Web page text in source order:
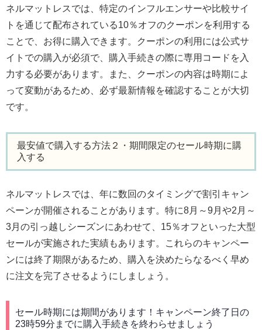
ネルマットレスでは、特定のインフルエンサーや比較サイ
トを通じて配布されている10％オフのクーポンを利用する
ことで、お得に購入できます。クーポンの利用には公式サ
イトでの購入が必須で、購入手続きの際に専用コードを入
力する必要があります。また、クーポンの内容は時期によ
って変動があるため、必ず最新情報を確認することが大切
です。
最安値で購入する方法２・期間限定のセール時期に購
入する
ネルマットレスでは、年に数回のタイミングで割引キャン
ペーンが開催されることがあります。特に8月～9月や2月～
3月の引っ越しシーズンにあわせて、15％オフといった大型
セールが実施された実績もあります。これらのキャンペー
ンには終了期限があるため、購入を決めたらなるべく早め
に注文を完了させるようにしましょう。
セール時期には期間があります！キャンペーン終了日の
23時59分までに購入手続きを終わらせましょう